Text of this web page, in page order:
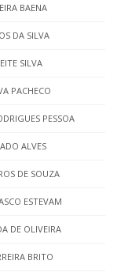
BAENA
DA SILVA
SILVA
PACHECO
PESSOA
ALVES
DE SOUZA
ESTEVAM
DE OLIVEIRA
BRITO